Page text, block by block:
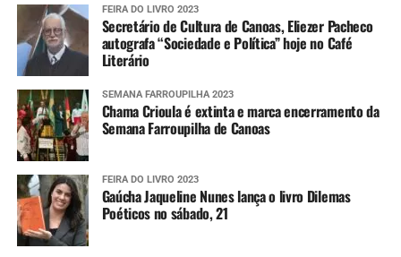
FEIRA DO LIVRO 2023
Secretário de Cultura de Canoas, Eliezer Pacheco
autografa “Sociedade e Política” hoje no Café
Literário
SEMANA FARROUPILHA 2023
Chama Crioula é extinta e marca encerramento da
Semana Farroupilha de Canoas
FEIRA DO LIVRO 2023
Gaúcha Jaqueline Nunes lança o livro Dilemas
Poéticos no sábado, 21